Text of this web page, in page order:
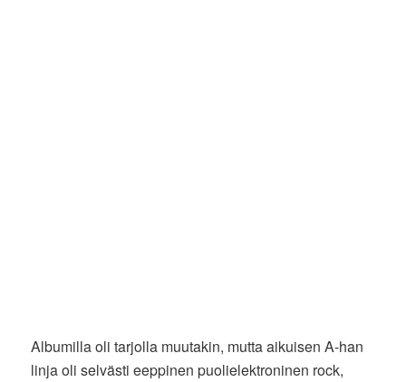
Albumilla oli tarjolla muutakin, mutta aikuisen A-han
linja oli selvästi eeppinen puolielektroninen rock,